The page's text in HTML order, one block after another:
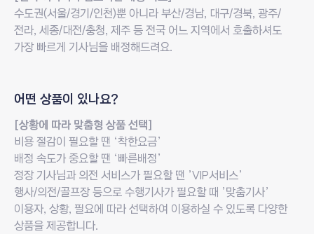
수도권(서울/경기/인천)뿐 아니라 부산/경남, 대구/경북, 광주/
전라, 세종/대전/충청, 제주 등 전국 어느 지역에서 호출하셔도
가장 빠르게 기사님을 배정해드려요.
질문
어떤 상품이 있나요?
답변
[상황에 따라 맞춤형 상품 선택]
비용 절감이 필요할 땐 ‘착한요금’
배정 속도가 중요할 땐 ‘빠른배정’
정장 기사님과 의전 서비스가 필요할 땐 ’VIP서비스’
행사/의전/골프장 등으로 수행기사가 필요할 때 ’맞춤기사’
이용자, 상황, 필요에 따라 선택하여 이용하실 수 있도록 다양한
상품을 제공합니다.